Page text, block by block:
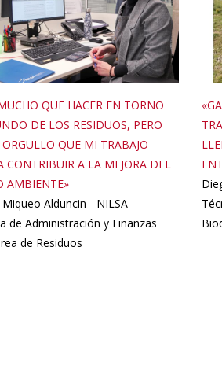
QUE HACER EN TORNO
DE LOS RESIDUOS, PERO
ORGULLO QUE MI TRABAJO
CONTRIBUIR A LA MEJORA DEL
AMBIENTE»
Alduncin - NILSA
de Administración y Finanzas
de Residuos